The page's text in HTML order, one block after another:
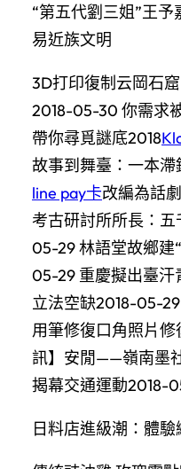
“第五代劉三姐”王
易近族文明
3D打印復制云岡石
2018-05-30 你需求
帶你尋覓謎底2018
故事到舞臺：一本滯
line pay卡改編為話
考古研討所所長：
05-29 林語堂故鄉建
05-29 重慶擬出臺汗
立法空缺2018-05-
用筆修復口角照片
訊】安閒——嶺南墨
揭幕交通運動2018-
日料店進級潮：體